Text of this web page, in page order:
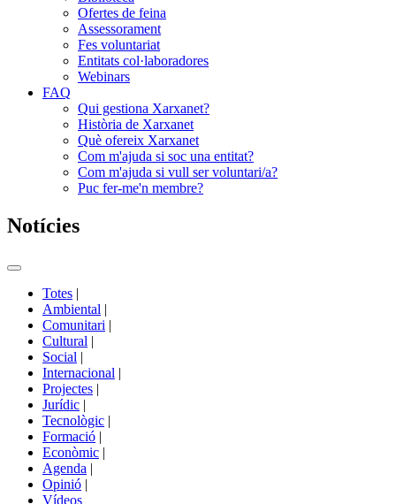
Ofertes de feina
Assessorament
Fes voluntariat
Entitats col·laboradores
Webinars
FAQ
Qui gestiona Xarxanet?
Història de Xarxanet
Què ofereix Xarxanet
Com m'ajuda si soc una entitat?
Com m'ajuda si vull ser voluntari/a?
Puc fer-me'n membre?
Notícies
Commutador
portals
Totes |
Ambiental |
Comunitari |
Cultural |
Social |
Internacional |
Projectes |
Jurídic |
Tecnològic |
Formació |
Econòmic |
Agenda |
Opinió |
Vídeos